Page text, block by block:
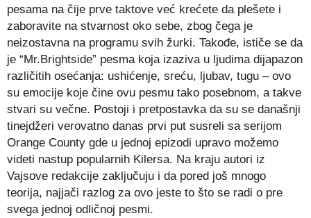
pesama na čije prve taktove već krećete da plešete i
zaboravite na stvarnost oko sebe, zbog čega je
neizostavna na programu svih žurki. Takođe, ističe se da
je “Mr.Brightside” pesma koja izaziva u ljudima dijapazon
različitih osećanja: ushićenje, sreću, ljubav, tugu – ovo
su emocije koje čine ovu pesmu tako posebnom, a takve
stvari su večne. Postoji i pretpostavka da su se današnji
tinejdžeri verovatno danas prvi put susreli sa serijom
Orange County gde u jednoj epizodi upravo možemo
videti nastup popularnih Kilersa. Na kraju autori iz
Vajsove redakcije zaključuju i da pored još mnogo
teorija, najjači razlog za ovo jeste to što se radi o pre
svega jednoj odličnoj pesmi.